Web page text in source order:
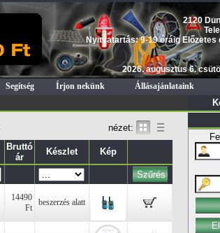
2120
Nyitvatartás: 9-19 óráig Előzetes
2026. augusztus 6.
Segítség Írjon nekünk Állásajánlataink
nézet:
Bruttó
ár
Készlet Kép
14490
Ft
beszerzés alatt